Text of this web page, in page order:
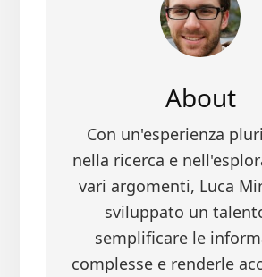
About
Con un'esperienza
nella ricerca e
vari argomenti, Luca
sviluppato un
semplificare le
complesse e renderle